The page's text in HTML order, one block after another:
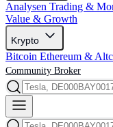
Analysen Trading &
Value & Growth
Krypto
Bitcoin Ethereum &
Community Broker